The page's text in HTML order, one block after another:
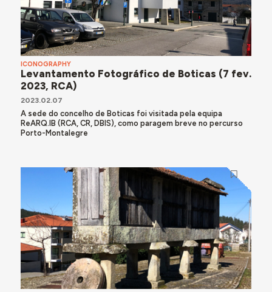
ICONOGRAPHY
Levantamento Fotográfico de Boticas (7 fev.
2023, RCA)
2023.02.07
A sede do concelho de Boticas foi visitada pela equipa
ReARQ.IB (RCA, CR, DBIS), como paragem breve no percurso
Porto-Montalegre